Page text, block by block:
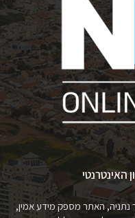
האינטרנטי
נתניה, האתר מספק מידע אמין,